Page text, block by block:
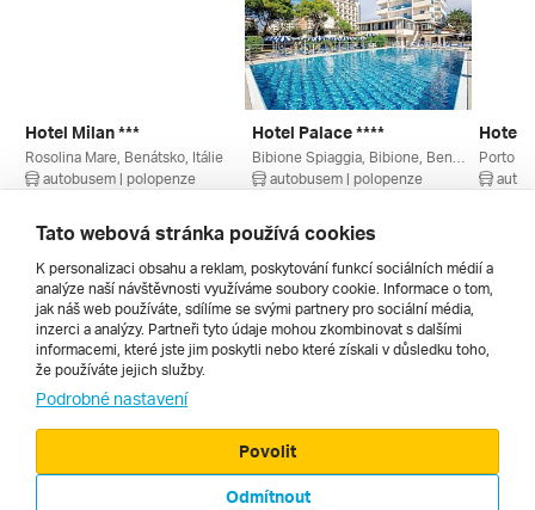
Hotel Milan ***
Rosolina Mare, Benátsko, Itálie
autobusem | polopenze
20 390 Kč
Hotel Palace ****
autobusem | polopenze
16 234 Kč
Hotel
Všechny
Cestopisy
Tato webová stránka používá cookies
K personalizaci obsahu a reklam, poskytování funkcí sociálních médií a
analýze naší návštěvnosti využíváme soubory cookie. Informace o tom,
jak náš web používáte, sdílíme se svými partnery pro sociální média,
inzerci a analýzy. Partneři tyto údaje mohou zkombinovat s dalšími
informacemi, které jste jim poskytli nebo které získali v důsledku toho,
že používáte jejich služby.
Podrobné nastavení
Odmítnout
Povolit